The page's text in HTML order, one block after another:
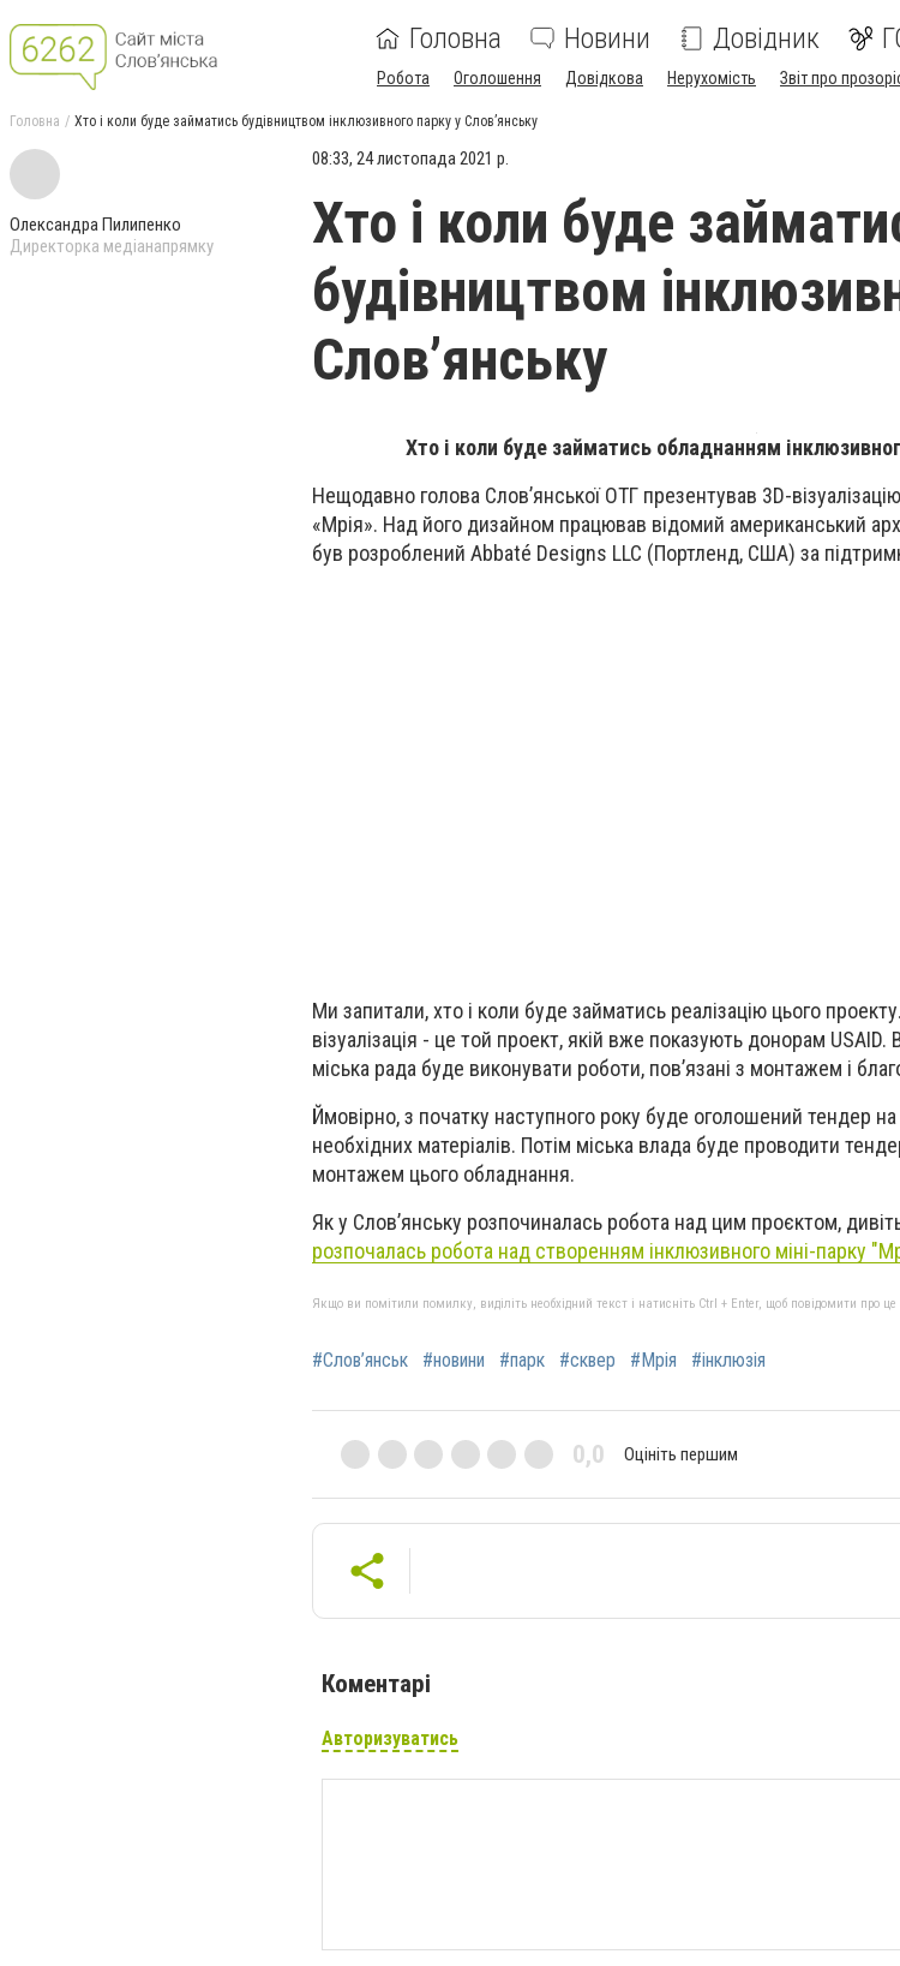
Головна Новини Довідник
Робота Оголошення Довідкова Нерухомість Звіт про
Головна Хто і коли буде займатись будівництвом інклюзивного парку у Слов’янську
Олександра Пилипенко
Директорка медіанапрямку
08:33, 24 листопада 2021 р.
Хто і коли буде
будівництвом
Слов’янську
Хто і коли буде займатись обладнанням
Нещодавно голова Слов’янської ОТГ презентував 3D-
«Мрія». Над його дизайном працював відомий американський
був розроблений Abbaté Designs LLC (Портленд, США) за
Ми запитали, хто і коли буде займатись реалізацію цього проекту.
візуалізація - це той проект, якій вже показують донорам
міська рада буде виконувати роботи, пов’язані з монтажем і
Ймовірно, з початку наступного року буде оголошений тендер на
необхідних матеріалів. Потім міська влада буде проводити
монтажем цього обладнання.
Як у Слов’янську розпочиналась робота над цим проєктом,
розпочалась робота над створенням інклюзивного міні-парку
Якщо ви помітили помилку, виділіть необхідний текст і натисніть Ctrl + Enter, щоб повідомити про
#Слов’янськ #новини #парк #сквер #Мрія #інклюзія
0,0 Оцініть першим
Коментарі
Авторизуватись